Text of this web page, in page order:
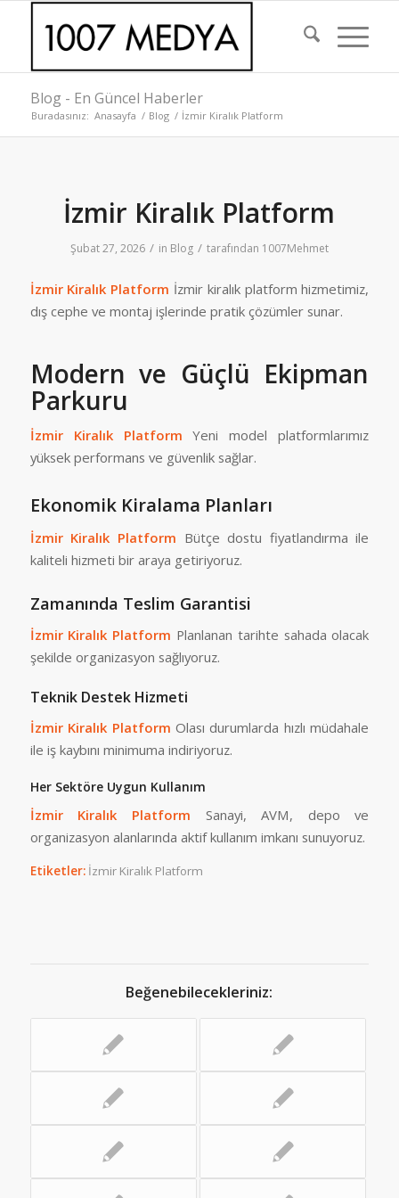
Blog - En Güncel Haberler
Buradasınız: Anasayfa / Blog / İzmir Kiralık Platform
İzmir Kiralık Platform
Şubat 27, 2026 / in Blog / tarafından 1007Mehmet
İzmir Kiralık Platform İzmir kiralık platform hizmetimiz,
dış cephe ve montaj işlerinde pratik çözümler sunar.
Modern ve Güçlü Ekipman
Parkuru
İzmir Kiralık PlatformYeni model platformlarımız
yüksek performans ve güvenlik sağlar.
Ekonomik Kiralama Planları
İzmir Kiralık Platform Bütçe dostu fiyatlandırma ile
kaliteli hizmeti bir araya getiriyoruz.
Zamanında Teslim Garantisi
İzmir Kiralık Platform Planlanan tarihte sahada olacak
şekilde organizasyon sağlıyoruz.
Teknik Destek Hizmeti
İzmir Kiralık Platform Olası durumlarda hızlı müdahale
ile iş kaybını minimuma indiriyoruz.
Her Sektöre Uygun Kullanım
İzmir Kiralık Platform Sanayi, AVM, depo ve
organizasyon alanlarında aktif kullanım imkanı sunuyoruz.
Etiketler: İzmir Kiralık Platform
Beğenebilecekleriniz: